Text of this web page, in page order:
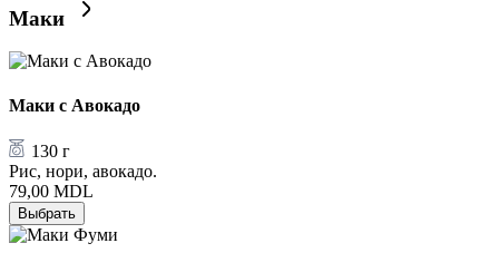
Маки
Маки с Авокадо
130 г
Рис, нори, авокадо.
79,00 MDL
Выбрать